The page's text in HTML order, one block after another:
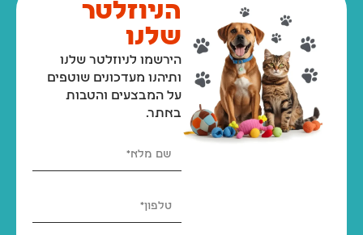
הניוזלטר
שלנו
הירשמו לניוזלטר שלנו
ותיהנו מעדכונים שוטפים
על המבצעים והטבות
באתר.